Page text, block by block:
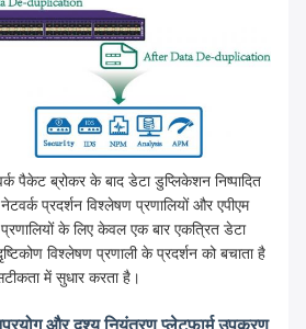
पैकेट ब्रोकर के बाद डेटा डुप्लिकेशन निष्पादित
प्रदर्शन विश्लेषण प्रणालियों और एपीएम
के लिए केवल एक बार एकत्रित डेटा
विश्लेषण प्रणाली के प्रदर्शन को बचाता है
में सुधार करता है।